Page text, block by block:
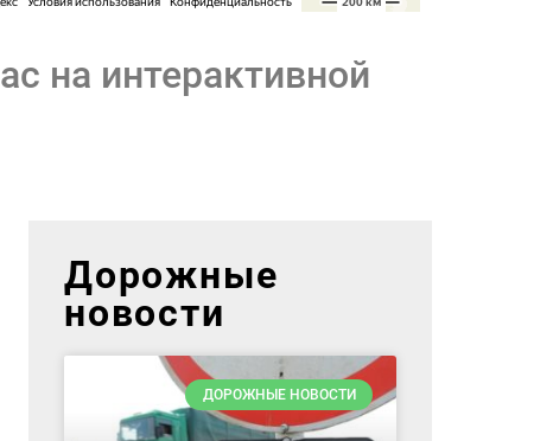
на интерактивной
Дорожные
новости
ДОРОЖНЫЕ НОВОСТИ